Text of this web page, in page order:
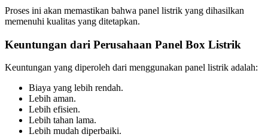
Proses ini akan memastikan bahwa panel listrik yang dihasilkan
memenuhi kualitas yang ditetapkan.
Keuntungan dari Perusahaan Panel Box Listrik
Keuntungan yang diperoleh dari menggunakan panel listrik adalah:
Biaya yang lebih rendah.
Lebih aman.
Lebih efisien.
Lebih tahan lama.
Lebih mudah diperbaiki.